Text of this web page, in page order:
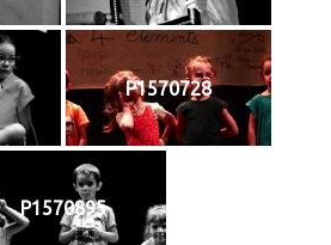
P1570728
P1570895